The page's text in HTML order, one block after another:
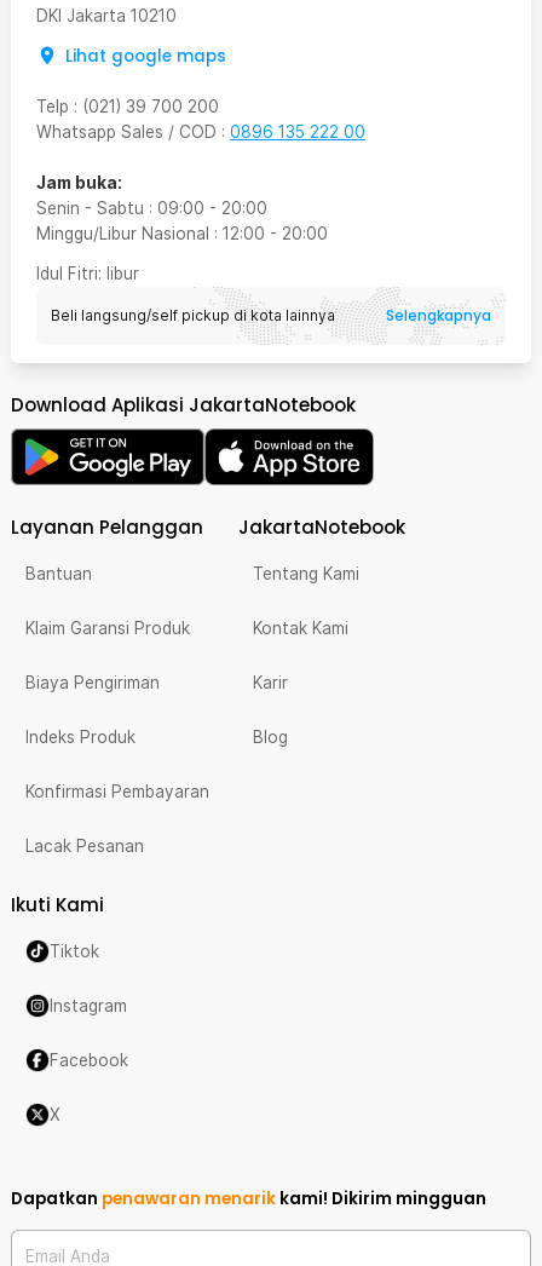
DKI Jakarta 10210
Lihat google maps
Telp : (021) 39 700 200
Whatsapp Sales / COD : 0896 135 222 00
Jam buka:
Senin - Sabtu : 09:00 - 20:00
Minggu/Libur Nasional : 12:00 - 20:00
Idul Fitri: libur
Beli langsung/self pickup di kota lainnya Selengkapnya
Download Aplikasi JakartaNotebook
Layanan Pelanggan
Bantuan
Klaim Garansi Produk
Biaya Pengiriman
Indeks Produk
Konfirmasi Pembayaran
Lacak Pesanan
JakartaNotebook
Tentang Kami
Kontak Kami
Karir
Blog
Ikuti Kami
Tiktok
Instagram
Facebook
X
Dapatkan penawaran menarik kami! Dikirim mingguan
Email Anda